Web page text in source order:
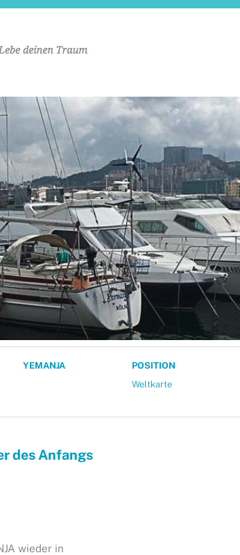
YEMANJA
POSITION
Weltkarte
des Anfangs
wieder in